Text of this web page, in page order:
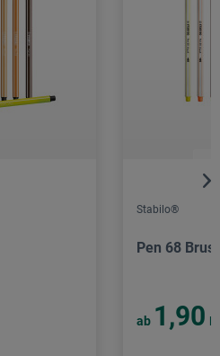
Stabilo®
Pen 68
ab 1,90